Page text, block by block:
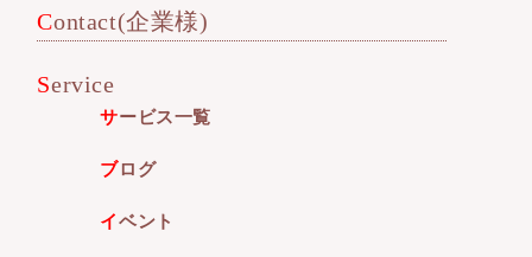
Contact(企業様)
Service
サービス一覧
ブログ
イベント